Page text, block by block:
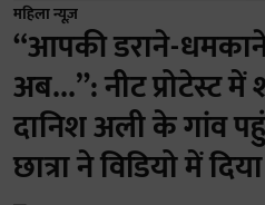
महिला न्यूज़
“आपकी डराने-
अब...”: नीट प्रोटेस्ट
दानिश अली के गांव
छात्रा ने विडियो में